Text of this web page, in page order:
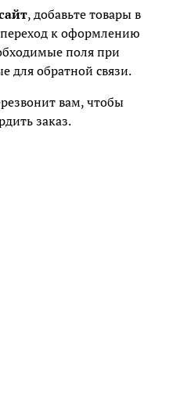
, добавьте товары в
к оформлению
поля при
для обратной связи.
вам, чтобы
заказ.